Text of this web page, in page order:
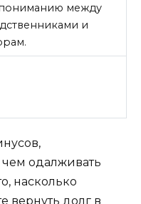
между
и
одалживать
насколько
вернуть долг в